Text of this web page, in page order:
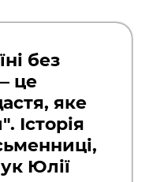
без
це
яке
Історія
Юлії